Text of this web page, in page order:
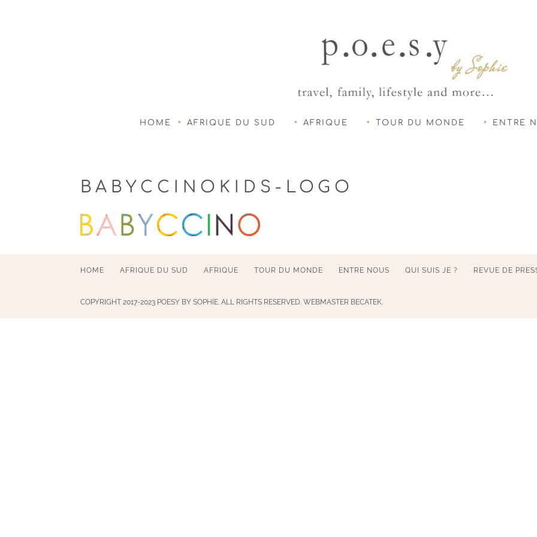
HOME AFRIQUE DU SUD AFRIQUE TOUR DU MONDE ENTRE
BABYCCINOKIDS-LOGO
HOME AFRIQUE DU SUD AFRIQUE TOUR DU MONDE ENTRE NOUS QUI SUIS JE ? REVUE DE
COPYRIGHT 2017-2023 POESY BY SOPHIE. ALL RIGHTS RESERVED. WEBMASTER BECATEK.